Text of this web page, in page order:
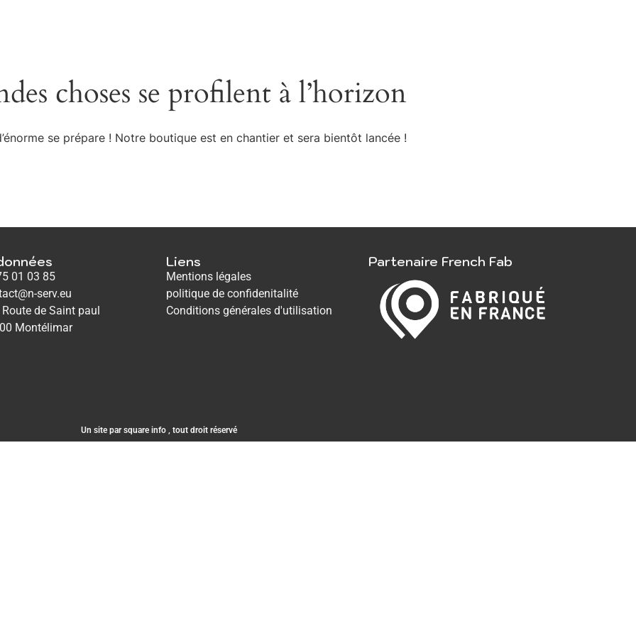
choses se profilent à l’horizon
se prépare ! Notre boutique est en chantier et sera bientôt lancée !
01 03 85
serv.eu
de Saint paul
Montélimar
Liens
Mentions légales
politique de confidenitalité
Conditions générales d'utilisation
Partenaire French Fab
Un site par square info , tout droit réservé